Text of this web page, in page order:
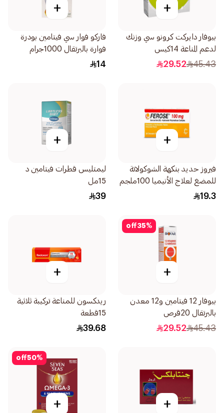
+
بيوفار دايركت كرونو سي وزنك
لدعم المناعة 14كيس
45.43
29.52
+
فاركو فوار سي فيتامين بودرة
فوارة بالبرتقال 1000جرام
14
+
فيروز حديد بنكهة الشوكولاتة
للمضغ لعلاج الأنيميا 100ملجم
30قرص
19.3
+
ليمتليس قطرات فيتامين د
15مل
39
35%
off
+
بيوفار 12 فيتامين و12 معدن
بالبرتقال 20قرص
45.43
29.52
+
ريدكسون للمناعة تركيبة ثلاثية
15قطعة
39.68
+
50%
off
+